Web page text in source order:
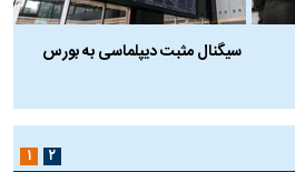
سیگنال مثبت دیپلماسی به بورس
۱ ۲